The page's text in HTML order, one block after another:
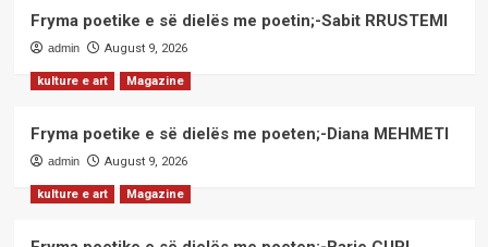
Fryma poetike e së dielës me poetin;-Sabit RRUSTEMI
admin August 9, 2026
kulture e art Magazine
Fryma poetike e së dielës me poeten;-Diana MEHMETI
admin August 9, 2026
kulture e art Magazine